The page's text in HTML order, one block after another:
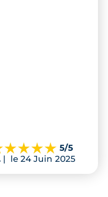
5/5
| le 24 Juin 2025